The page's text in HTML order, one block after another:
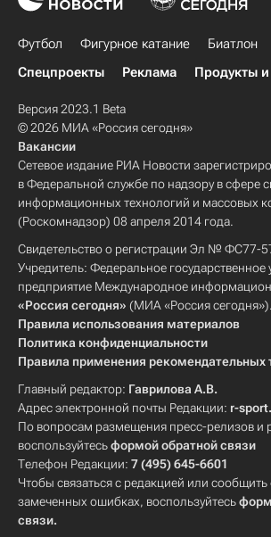
Футбол Фигурное катание Биатлон
Спецпроекты
Реклама Продукты
Версия 2023.1 Beta
© 2026 МИА «Россия сегодня»
Вакансии
Сетевое издание РИА Новости
в Федеральной службе по надзору в сфере
информационных технологий и массовых
(Роскомнадзор) 08 апреля 2014 года.
Свидетельство о регистрации Эл № ФС77-
Учредитель: Федеральное государственное
предприятие Международное
«Россия сегодня» (МИА «Россия сегодня»).
Правила использования материалов
Политика конфиденциальности
Правила применения рекомендательных
Главный редактор: Гаврилова А.В.
Адрес электронной почты Редакции: r-
По вопросам размещения пресс-релизов и
воспользуйтесьформой обратной связи
Телефон Редакции: 7 (495) 645-6601
Чтобы связаться с редакцией или сообщить
замеченных ошибках, воспользуйтесь
связи.